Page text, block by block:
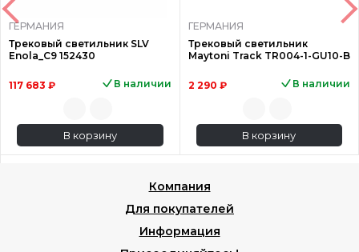
ГЕРМАНИЯ
Трековый светильник SLV
Enola_C9 152430
117 683 ₽ В наличии
В корзину
ГЕРМАНИЯ
Трековый светильник
Maytoni Track TR004-1-GU10-B
2 290 ₽ В наличии
В корзину
Компания
Для покупателей
Информация